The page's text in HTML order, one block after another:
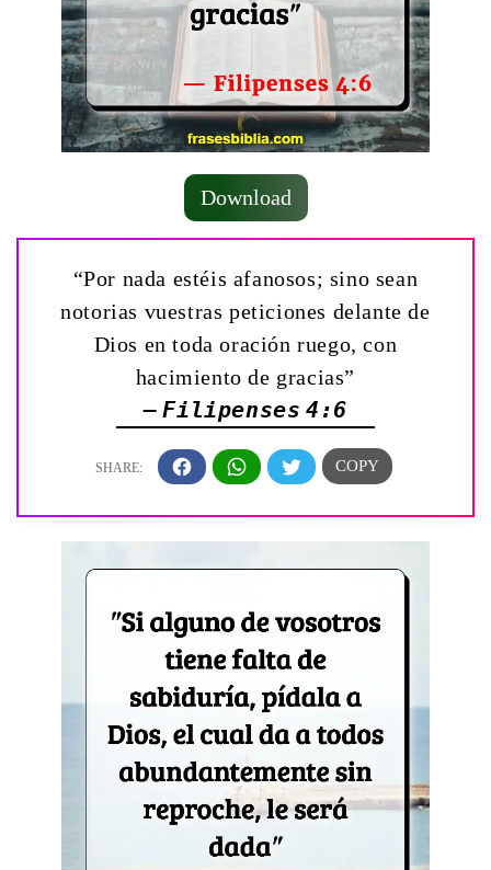
Download
“Por nada estéis afanosos; sino sean
notorias vuestras peticiones delante de
Dios en toda oración ruego, con
hacimiento de gracias”
— Filipenses 4:6